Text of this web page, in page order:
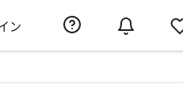
ン